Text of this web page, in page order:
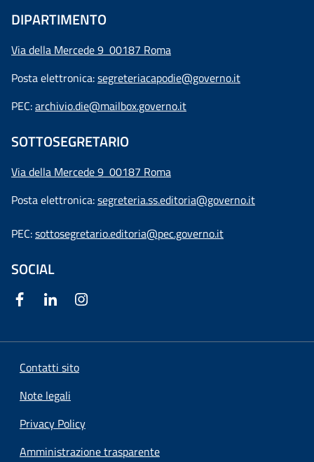
DIPARTIMENTO
Via della Mercede 9 00187 Roma
Posta elettronica:segreteriacapodie@governo.it
PEC:archivio.die@mailbox.governo.it
SOTTOSEGRETARIO
Via della Mercede 9 00187 Roma
Posta elettronica:segreteria.ss.editoria@governo.it
PEC:sottosegretario.editoria@pec.governo.it
SOCIAL
Contatti sito
Note legali
Privacy Policy
Amministrazione trasparente